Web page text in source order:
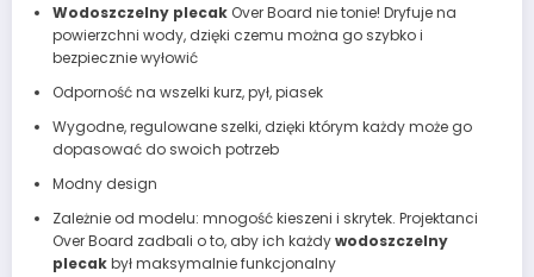
Wodoszczelny plecakOver Board nie tonie! Dryfuje na
powierzchni wody, dzięki czemu można go szybko i
bezpiecznie wyłowić
Odporność na wszelki kurz, pył, piasek
Wygodne, regulowane szelki, dzięki którym każdy może go
dopasować do swoich potrzeb
Modny design
Zależnie od modelu: mnogość kieszeni i skrytek. Projektanci
Over Board zadbali o to, aby ich każdywodoszczelny
plecakbył maksymalnie funkcjonalny